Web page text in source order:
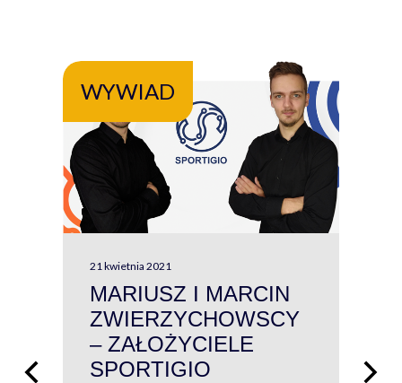
WYWIAD
21 kwietnia 2021
MARIUSZ I MARCIN
ZWIERZYCHOWSCY
– ZAŁOŻYCIELE
SPORTIGIO